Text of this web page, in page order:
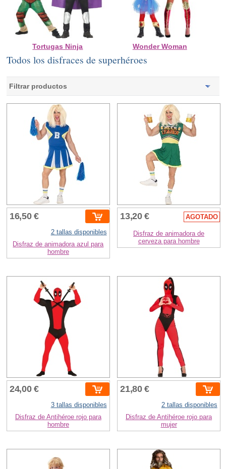
Tortugas Ninja Wonder Woman
Todos los disfraces de superhéroes
Filtrar productos
16,50 €
2 tallas disponibles
Disfraz de animadora azul para
hombre
13,20 € AGOTADO
Disfraz de animadora de
cerveza para hombre
24,00 €
3 tallas disponibles
Disfraz de Antihéroe rojo para
hombre
21,80 €
2 tallas disponibles
Disfraz de Antihéroe rojo para
mujer